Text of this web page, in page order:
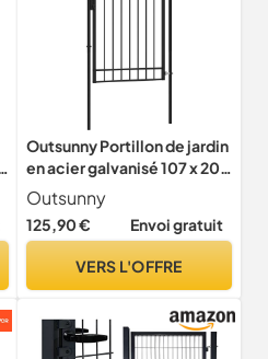
Outsunny Portillon de jardin
en acier galvanisé 107 x 204
cm portail de jardin avec
serrure, clés et poignée,
décoration en flèche,
noir
Outsunny
125,90 € Envoi gratuit
VERS L'OFFRE